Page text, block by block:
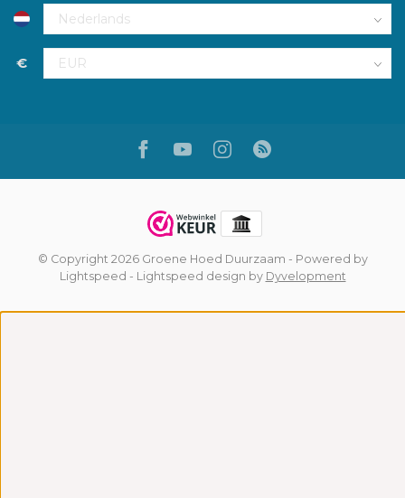
€
© Copyright 2026 Groene Hoed Duurzaam - Powered by
Lightspeed - Lightspeed design by Dyvelopment